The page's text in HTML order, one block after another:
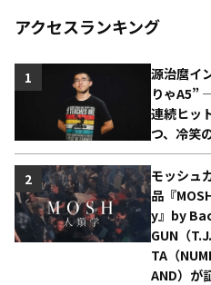
アクセスランキング
源治麿イ
りゃA5”
連続ヒッ
つ、冷笑
1
モッシュ
品『
y』by
GUN（
TA（
AND）が
2